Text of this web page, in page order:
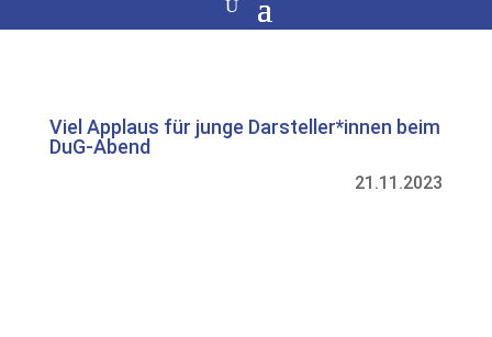
Viel Applaus für junge Darsteller*innen beim
DuG-Abend
21.11.2023